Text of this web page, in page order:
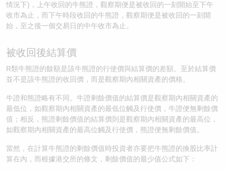
情況下)，上午收回的牛熊證，觀察期便是被收回的一刻開始至下午
收市為止，而下午時段收回的牛熊證，觀察期便是被收回的一刻開
始，至之後一個交易日的中午收市為止。
被收回後結算價
R類牛熊證的餘額是該牛熊證的行使價與結算價的差額。至於結算價
並不是該牛熊證的收回價，而是觀察期內相關資產的價格。
牛證和熊證略有不同。牛證剩餘價值的結算價是觀察期內相關資產的
最低位，如觀察期內相關資產的最低位觸及行使價，牛證便無剩餘價
值；相反，熊證剩餘價值的結算價則是觀察期內相關資產的最高位，
如觀察期內相關資產的最高位觸及行使價，熊證便無剩餘價值。
當然，在計算牛熊證的剩餘價值時投資者亦要把牛熊證的換股比率計
算在內，而根據港交所的條文，剩餘價值的最少值公式如下：